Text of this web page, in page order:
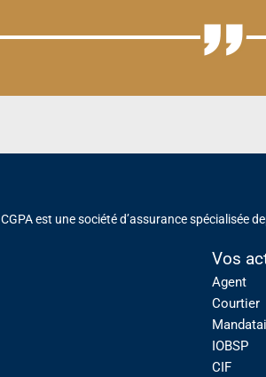
CGPA est une société d’assurance spécialisée
Vos
Agent
Courtier
IOBSP
CIF